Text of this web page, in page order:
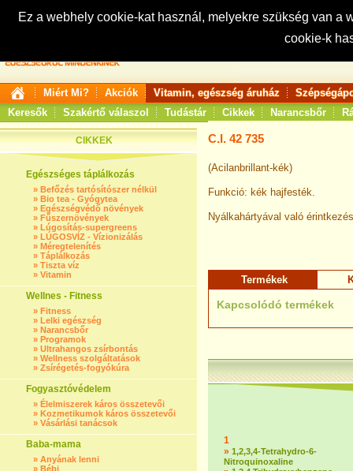
Ez a webhely cookie-kat használ, melyekre szükség van
cookie-k
Keresés:
Miért Mi? Akciók Vitamin, egészség áruház
Keresők
Szakértő válaszol Tudástár Cikkek Narancsbőr
CIKKEK
Egészséges táplálkozás
» Befőzés tartósítószer nélkül
» Bio tea - Gyógytea
» Egészségvédő növények
» Fűszernövények
» Lúgosítás-supergreens
» LÚGOSVÍZ - Vízionizálás
» Méregtelenítés
» Táplálkozás
» Tiszta víz
» Vitamin
Wellnes - Fitness
» Fitness
» Lelki egészség
» Narancsbőr
» Programok
» Ultrahangos zsírbontás
» Wellness szolgáltatások
» Zsírégetés-fogyókúra
Fogyasztóvédelem
» Élelmiszerek káros összetevői
» Kozmetikumok káros összetevői
» Vásárlási tanácsok
Baba-mama
» Anyának lenni
» Bébi
C.I. 42 735
(Acilanbrillant-kék)
Funkció: kék hajfesték.
Nyálkahártyával való
Termékek
Kapcsolódó termékek
1
» 1,2,3,4-Tetrahydro-6-
Nitroquinoxaline